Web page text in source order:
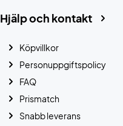
Hjälp och kontakt
Köpvillkor
Personuppgiftspolicy
FAQ
Prismatch
Snabb leverans